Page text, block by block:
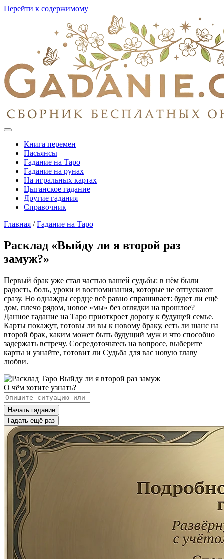
Перейти к содержимому
Книга перемен
Пасьянсы
Гадание на Таро
Гадание на рунах
На игральных картах
Цыганское гадание
Другие гадания
Справочник
Главная /Гадание на Таро
Расклад «Выйду ли я второй раз
замуж?»
Первый брак уже стал частью вашей судьбы: в нём были
радость, боль, уроки и воспоминания, которые не отпускают
сразу. Но однажды сердце всё равно спрашивает: будет ли ещё
дом, плечо рядом, новое «мы» без оглядки на прошлое?
Данное гадание на Таро приоткроет дорогу к будущей семье.
Карты покажут, готовы ли вы к новому браку, есть ли шанс на
второй брак, каким может быть будущий муж и что способно
задержать встречу. Сосредоточьтесь на вопросе, выберите
карты и узнайте, готовит ли Судьба для вас новую главу
любви.
О чём хотите узнать?
Начать гадание
Гадать ещё раз